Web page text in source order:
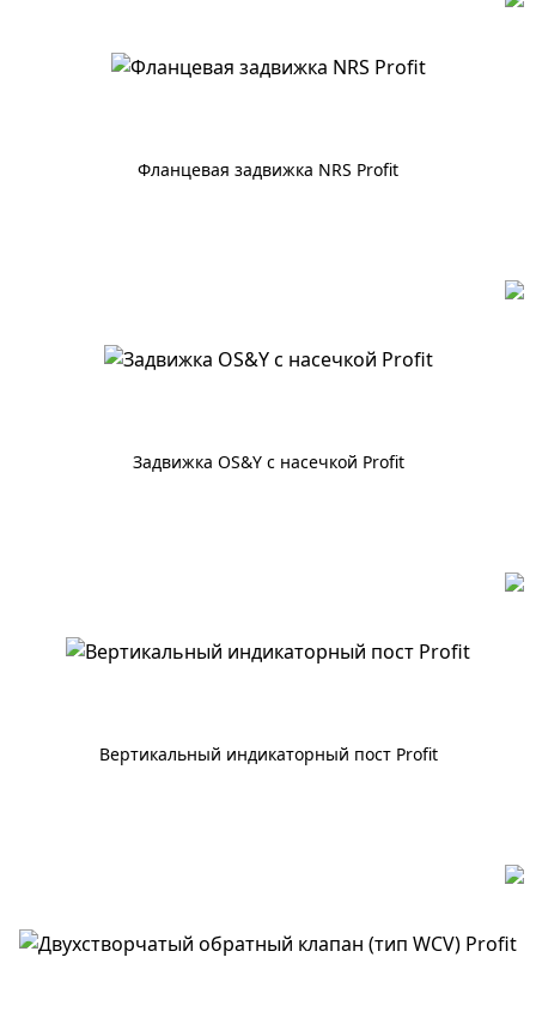
Фланцевая задвижка NRS Profit
Задвижка OS&Y с насечкой Profit
Вертикальный индикаторный пост Profit